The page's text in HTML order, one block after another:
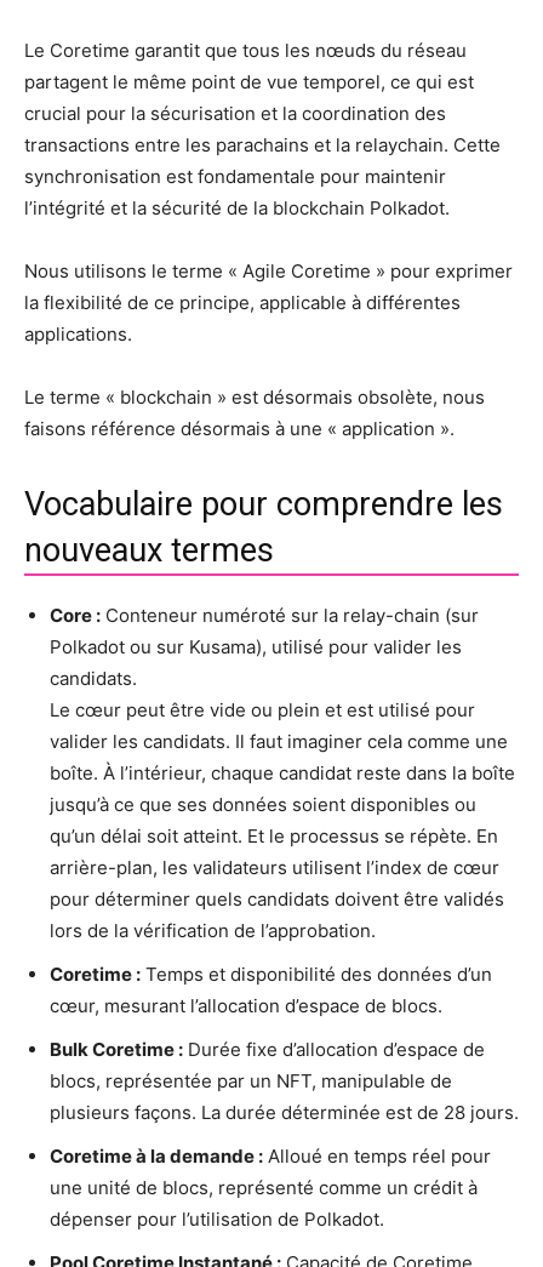
Le Coretime garantit que tous les nœuds du réseau
partagent le même point de vue temporel, ce qui est
crucial pour la sécurisation et la coordination des
transactions entre les parachains et la relaychain. Cette
synchronisation est fondamentale pour maintenir
l’intégrité et la sécurité de la blockchain Polkadot.
Nous utilisons le terme « Agile Coretime » pour exprimer
la flexibilité de ce principe, applicable à différentes
applications.
Le terme « blockchain » est désormais obsolète, nous
faisons référence désormais à une « application ».
Vocabulaire pour comprendre les
nouveaux termes
Core : Conteneur numéroté sur la relay-chain (sur
Polkadot ou sur Kusama), utilisé pour valider les
candidats.
Le cœur peut être vide ou plein et est utilisé pour
valider les candidats. Il faut imaginer cela comme une
boîte. À l’intérieur, chaque candidat reste dans la boîte
jusqu’à ce que ses données soient disponibles ou
qu’un délai soit atteint. Et le processus se répète. En
arrière-plan, les validateurs utilisent l’index de cœur
pour déterminer quels candidats doivent être validés
lors de la vérification de l’approbation.
Coretime : Temps et disponibilité des données d’un
cœur, mesurant l’allocation d’espace de blocs.
Bulk Coretime : Durée fixe d’allocation d’espace de
blocs, représentée par un NFT, manipulable de
plusieurs façons. La durée déterminée est de 28 jours.
Coretime à la demande : Alloué en temps réel pour
une unité de blocs, représenté comme un crédit à
dépenser pour l’utilisation de Polkadot.